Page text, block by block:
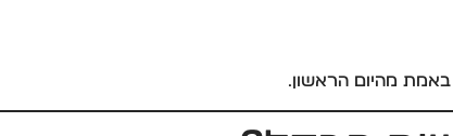
באמת מהיום הראשון.